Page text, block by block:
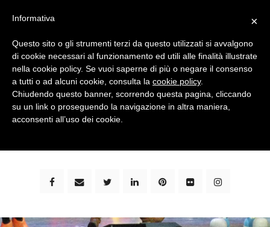
bimbi e viaggi - family travel blog: community #1 in
×
Informativa
Questo sito o gli strumenti terzi da questo utilizzati si avvalgono
di cookie necessari al funzionamento ed utili alle finalità illustrate
nella cookie policy. Se vuoi saperne di più o negare il consenso
a tutti o ad alcuni cookie, consulta la cookie policy.
Chiudendo questo banner, scorrendo questa pagina, cliccando
su un link o proseguendo la navigazione in altra maniera,
acconsenti all’uso dei cookie.